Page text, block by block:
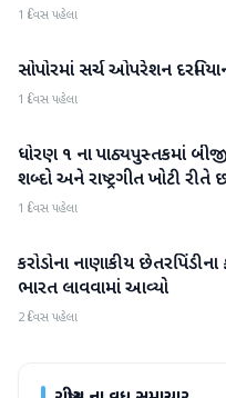
1 દિવસ પહેલા
રાષ્ટ્રીય
સોપોરમાં સર્ચ ઓપરેશન
1 દિવસ પહેલા
રાષ્ટ્રીય
ધોરણ ૧ ના પાઠ્યપુસ્તકમાં
શબ્દો અને રાષ્ટ્રગીત ખોટી રીતે
1 દિવસ પહેલા
રાષ્ટ્રીય
કરોડોના નાણાકીય
ભારત લાવવામાં આવ્યો
2 દિવસ પહેલા